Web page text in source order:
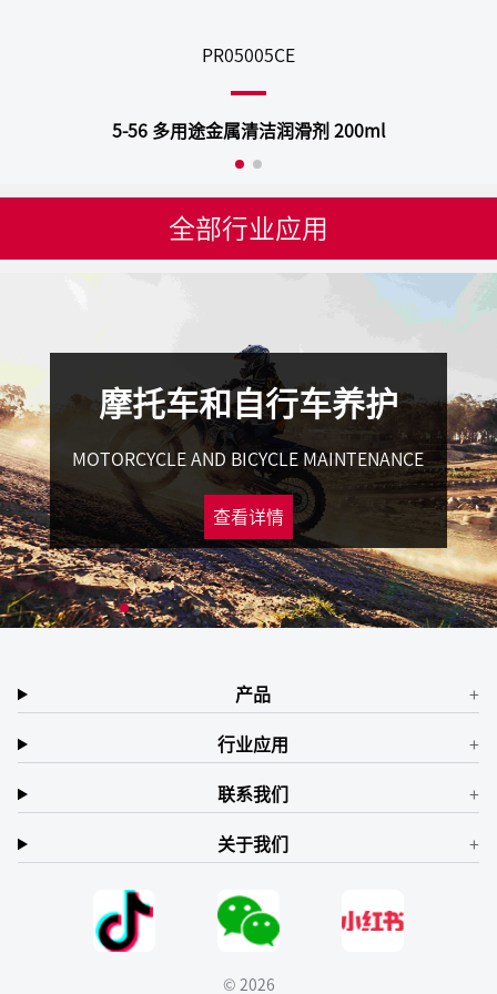
PR05005CE
5-56 多用途金属清洁润滑剂 200ml
全部行业应用
摩托车和自行车养护
MOTORCYCLE AND BICYCLE MAINTENANCE
查看详情
产品
行业应用
联系我们
关于我们
© 2026